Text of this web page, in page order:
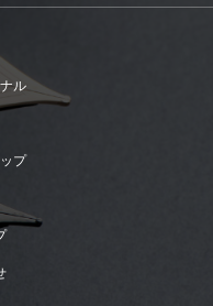
ル
プ